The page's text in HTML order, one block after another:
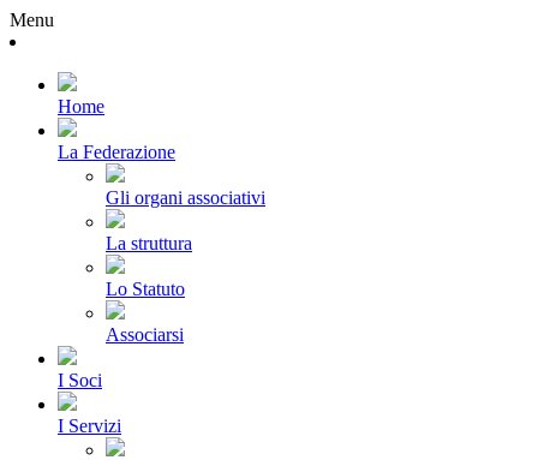
Menu
Home
La Federazione
Gli organi associativi
La struttura
Lo Statuto
Associarsi
I Soci
I Servizi